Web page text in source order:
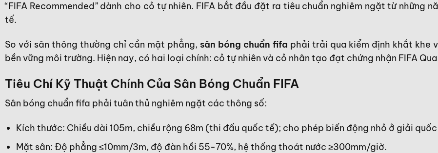
“FIFA Recommended” dành cho cỏ tự nhiên. FIFA bắt đầu đặt ra tiêu chuẩn nghiêm ngặt từ những
tế.
So với sân thông thường chỉ cần mặt phẳng, sân bóng chuẩn fifa phải trải qua kiểm định khắt khe
bền vững môi trường. Hiện nay, có hai loại chính: cỏ tự nhiên và cỏ nhân tạo đạt chứng nhận FIFA
Tiêu Chí Kỹ Thuật Chính Của Sân Bóng Chuẩn FIFA
Sân bóng chuẩn fifa phải tuân thủ nghiêm ngặt các thông số:
Kích thước: Chiều dài 105m, chiều rộng 68m (thi đấu quốc tế); cho phép biến động nhỏ ở giải
Mặt sân: Độ phẳng ≤10mm/3m, độ đàn hồi 55-70%, hệ thống thoát nước ≥300mm/giờ.